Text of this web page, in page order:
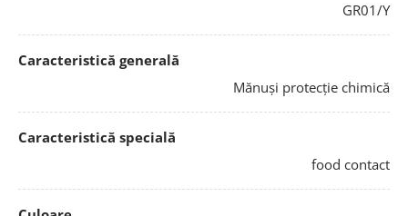
GR01/Y
Caracteristică generală
Mănuși protecție chimică
Caracteristică specială
food contact